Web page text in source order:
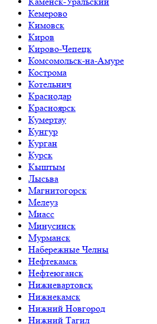
Кемерово
Кимовск
Киров
Кирово-Чепецк
Комсомольск-на-Амуре
Кострома
Котельнич
Краснодар
Красноярск
Кумертау
Кунгур
Курган
Курск
Кыштым
Лысьва
Магнитогорск
Мелеуз
Миасс
Минусинск
Мурманск
Набережные Челны
Нефтекамск
Нефтеюганск
Нижневартовск
Нижнекамск
Нижний Новгород
Нижний Тагил